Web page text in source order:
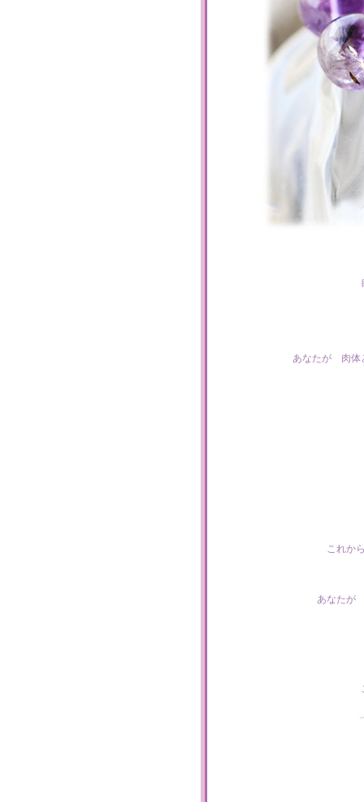
あなたが 肉体
これか
あなたが